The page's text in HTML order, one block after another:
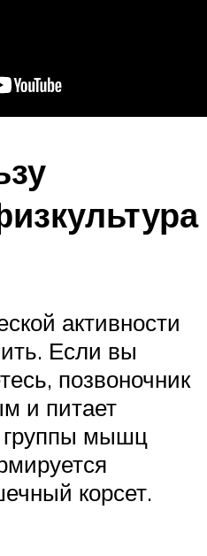
активности
Если вы
позвоночник
и питает
группы мышц
корсет.